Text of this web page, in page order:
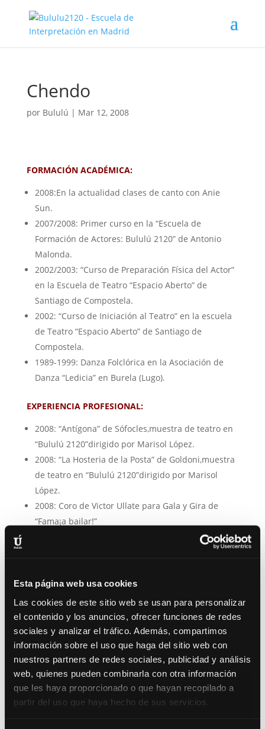
Esta página web usa cookies
Las cookies de este sitio web se usan para personalizar
el contenido y los anuncios, ofrecer funciones de redes
sociales y analizar el tráfico. Además, compartimos
información sobre el uso que haga del sitio web con
nuestros partners de redes sociales, publicidad y análisis
web, quienes pueden combinarla con otra información
que les haya proporcionado o que hayan recopilado a
partir del uso que haya hecho de sus servicios.
Chendo
por Bululú | Mar 12, 2008
FORMACIÓN ACADÉMICA:
2008:En la actualidad clases de canto con Anie
Sun.
2007/2008: Primer curso en la “Escuela de
Formación de Actores: Bululú 2120” de Antonio
Malonda.
2002/2003: “Curso de Preparación Física del Actor”
en la Escuela de Teatro “Espacio Aberto” de
Santiago de Compostela.
2002: “Curso de Iniciación al Teatro” en la escuela
de Teatro “Espacio Aberto” de Santiago de
Compostela.
1989-1999: Danza Folclórica en la Asociación de
Danza “Ledicia” en Burela (Lugo).
EXPERIENCIA PROFESIONAL:
2008: “Antígona” de Sófocles,muestra de teatro en
“Bululú 2120”dirigido por Marisol López.
2008: “La Hosteria de la Posta” de Goldoni,muestra
de teatro en “Bululú 2120”dirigido por Marisol
López.
2008: Coro de Victor Ullate para Gala y Gira de
“Fama¡a bailar!”
2005 – 2006: Cuarto finalista en el espacio musical
“Canteira de Cantareiros” dentro del programa
“Luar” de la TVG (Televisión de Galicia)
2006: Protagonista Principal en la obra de teatro
“El método Gronholm”en el “Salón Teatro” de
Santiago
2006: Coros de Rosa López en Gala OT2006. Forum
de las Naciones, Barcelona.
2006: Semifinalista del“Festival do Landro 2006”